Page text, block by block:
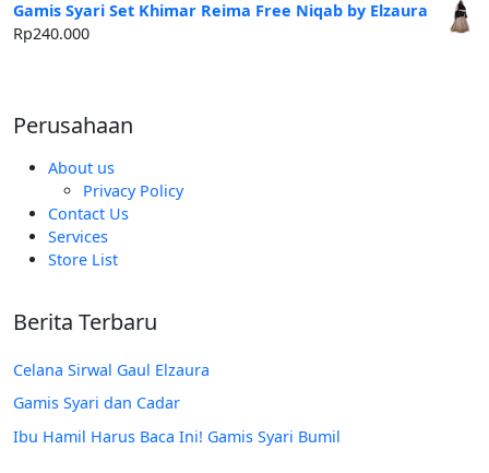
adalah:
ini
Gamis Syari Set Khimar Reima Free Niqab by Elzaura
Rp240.000
Perusahaan
About us
Privacy Policy
Contact Us
Services
Store List
Berita Terbaru
Celana Sirwal Gaul Elzaura
Gamis Syari dan Cadar
Ibu Hamil Harus Baca Ini! Gamis Syari Bumil